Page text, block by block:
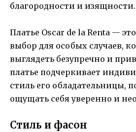
благородности и изящности.
Платье Oscar de la Renta —
выбор для особых случаев,
выглядеть безупречно и
платье подчеркивает
стиль его обладательницы,
ощущать себя уверенно и
Стиль и фасон